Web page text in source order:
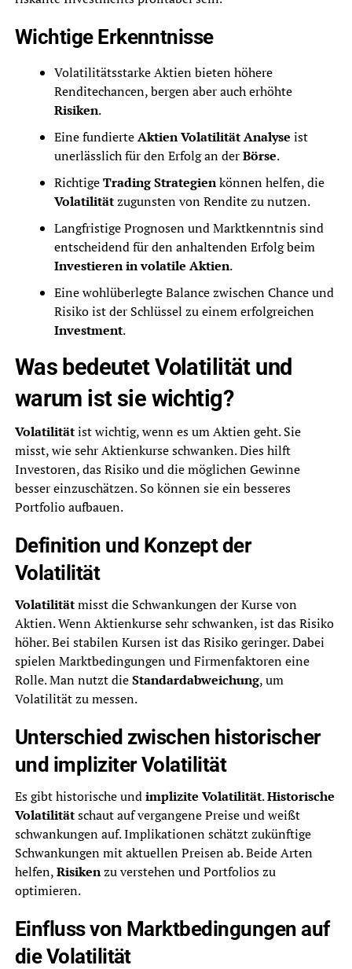
Wichtige Erkenntnisse
Volatilitätsstarke Aktien bieten höhere
Renditechancen, bergen aber auch erhöhte
Risiken.
Eine fundierteAktien Volatilität Analyse ist
unerlässlich für den Erfolg an derBörse.
RichtigeTrading Strategienkönnen helfen, die
Volatilitätzugunsten von Rendite zu nutzen.
Langfristige Prognosen und Marktkenntnis sind
entscheidend für den anhaltenden Erfolg beim
Investieren in volatile Aktien.
Eine wohlüberlegte Balance zwischen Chance und
Risiko ist der Schlüssel zu einem erfolgreichen
Investment.
Was bedeutet Volatilität und
warum ist sie wichtig?
Volatilitätist wichtig, wenn es um Aktien geht. Sie
misst, wie sehr Aktienkurse schwanken. Dies hilft
Investoren, das Risiko und die möglichen Gewinne
besser einzuschätzen. So können sie ein besseres
Portfolio aufbauen.
Definition und Konzept der
Volatilität
Volatilitätmisst die Schwankungen der Kurse von
Aktien. Wenn Aktienkurse sehr schwanken, ist das Risiko
höher. Bei stabilen Kursen ist das Risiko geringer. Dabei
spielen Marktbedingungen und Firmenfaktoren eine
Rolle. Man nutzt dieStandardabweichung, um
Volatilität zu messen.
Unterschied zwischen historischer
und impliziter Volatilität
Es gibt historische undimplizite Volatilität.Historische
Volatilitätschaut auf vergangene Preise und weißt
schwankungen auf. Implikationen schätzt zukünftige
Schwankungen mit aktuellen Preisen ab. Beide Arten
helfen,Risikenzu verstehen und Portfolios zu
optimieren.
Einfluss von Marktbedingungen auf
die Volatilität